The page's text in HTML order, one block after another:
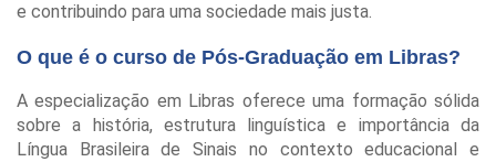
e contribuindo para uma sociedade mais justa.
O que é o curso de Pós-Graduação em Libras?
A especialização em Libras oferece uma formação sólida
sobre a história, estrutura linguística e importância da
Língua Brasileira de Sinais no contexto educacional e